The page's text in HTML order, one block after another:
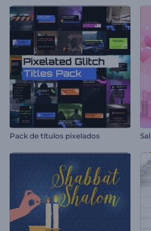
Pack de títulos pixelados